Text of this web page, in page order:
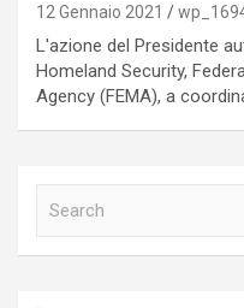
12 Gennaio 2021
L'azione del Presidente
Homeland Security,
Agency (FEMA), a